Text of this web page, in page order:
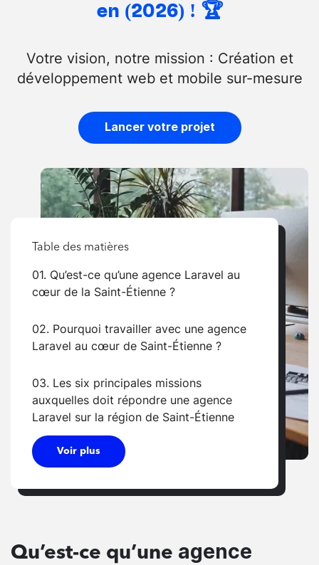
en (2026) ! 🏆
Votre vision, notre mission : Création et
développement web et mobile sur-mesure
Lancer votre projet
Table des matières
01. Qu’est-ce qu’une agence Laravel au
cœur de la Saint-Étienne ?
02. Pourquoi travailler avec une agence
Laravel au cœur de Saint-Étienne ?
03. Les six principales missions
auxquelles doit répondre une agence
Laravel sur la région de Saint-Étienne
Voir plus
Qu’est-ce qu’une agence